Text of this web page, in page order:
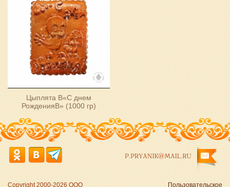
Цыплята В«С днем
РожденияВ» (1000 гр)
Copyright 2000-2026 ООО Пользовательское